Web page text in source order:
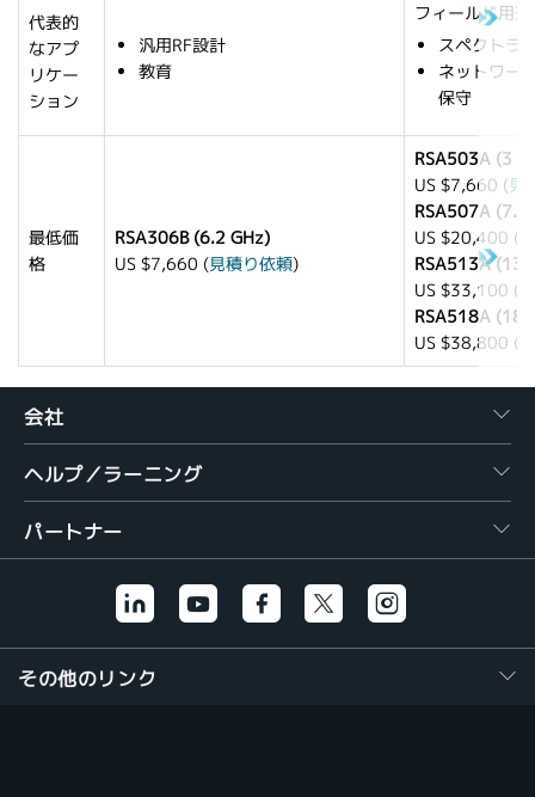
代表的
なアプ
リケー
ション
汎用RF設計
教育
フィールド用
スペクトラ
ネットワー
保守
最低価
格
RSA306B (6.2 GHz)
US $7,660 (見積り依頼)
RSA503A (3
US $7,660 (見
RSA507A (7.5
US $20,400 (
RSA513A
US $33,100 (
RSA518A (18
US $38,800 (
会社
ヘルプ／ラーニング
パートナー
その他のリンク